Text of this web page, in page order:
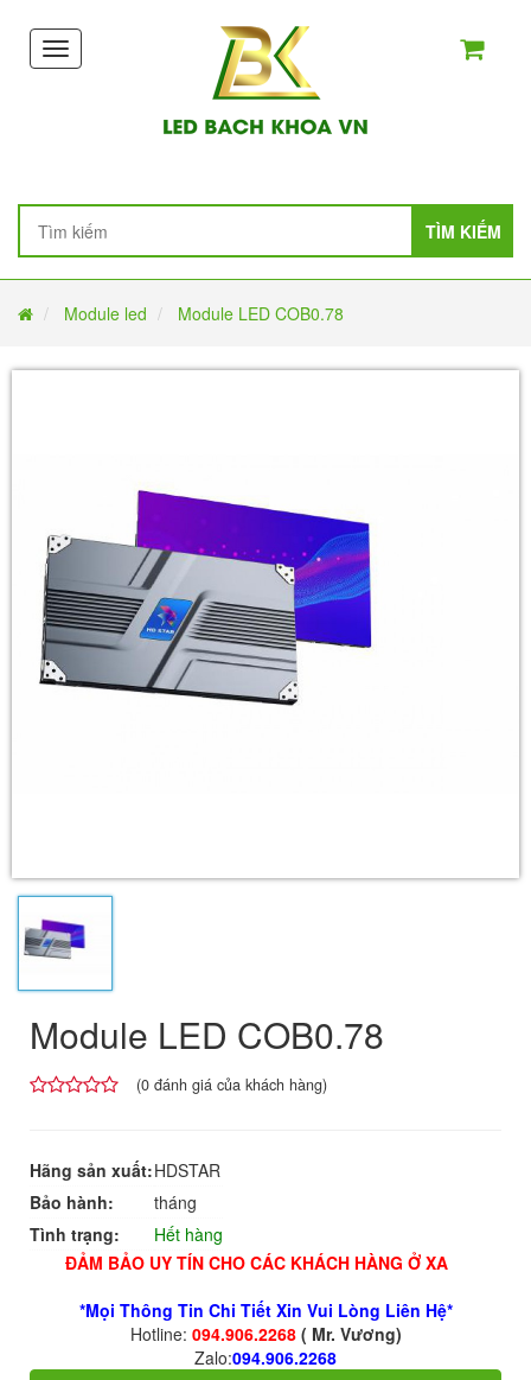
Toggle
navigation
TÌM KIẾM
Module led Module LED COB0.78
Module LED COB0.78
dựa
đánh
giá
(0 đánh giá của khách hàng)
Hãng sản xuất:HDSTAR
Bảo hành:
tháng
Tình trạng:
Hết hàng
ĐẢM BẢO UY TÍN CHO CÁC KHÁCH HÀNG Ở XA
*Mọi Thông Tin Chi Tiết Xin Vui Lòng Liên Hệ*
Hotline: 094.906.2268 ( Mr. Vương)
Zalo:094.906.2268